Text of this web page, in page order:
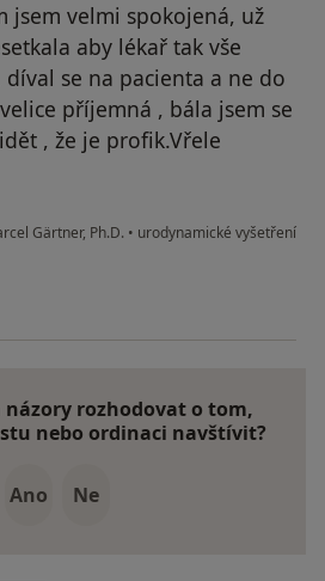
jsem velmi spokojená, už
aby lékař tak vše
se na pacienta a ne do
příjemná , bála jsem se
, že je profik.Vřele
Gärtner, Ph.D. • urodynamické vyšetření
Vařechvá
rozhodovat o tom,
nebo ordinaci navštívit?
Ano Ne